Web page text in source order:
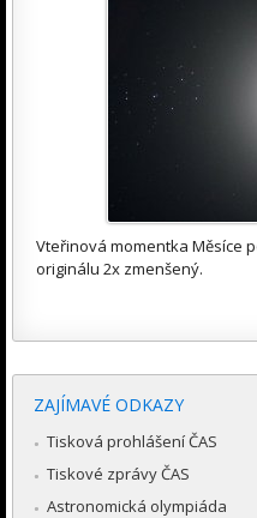
Vteřinová momentka Měsíce
originálu 2x zmenšený.
ZAJÍMAVÉ ODKAZY
Tisková prohlášení ČAS
Tiskové zprávy ČAS
Astronomická olympiáda